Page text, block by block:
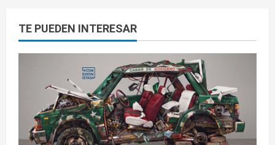
TE PUEDEN INTERESAR